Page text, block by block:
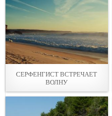
СЕРФЕНГИСТ ВСТРЕЧАЕТ
ВОЛНУ